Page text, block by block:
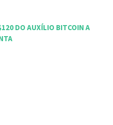
DO AUXÍLIO BITCOIN A